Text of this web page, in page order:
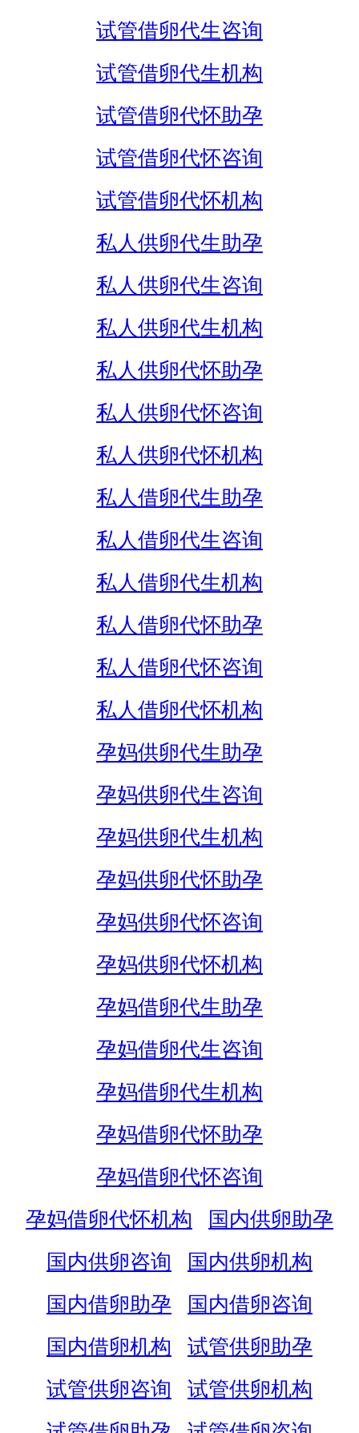
试管借卵代生咨询
试管借卵代生机构
试管借卵代怀助孕
试管借卵代怀咨询
试管借卵代怀机构
私人供卵代生助孕
私人供卵代生咨询
私人供卵代生机构
私人供卵代怀助孕
私人供卵代怀咨询
私人供卵代怀机构
私人借卵代生助孕
私人借卵代生咨询
私人借卵代生机构
私人借卵代怀助孕
私人借卵代怀咨询
私人借卵代怀机构
孕妈供卵代生助孕
孕妈供卵代生咨询
孕妈供卵代生机构
孕妈供卵代怀助孕
孕妈供卵代怀咨询
孕妈供卵代怀机构
孕妈借卵代生助孕
孕妈借卵代生咨询
孕妈借卵代生机构
孕妈借卵代怀助孕
孕妈借卵代怀咨询
孕妈借卵代怀机构
国内供卵助孕
国内供卵咨询
国内供卵机构
国内借卵助孕
国内借卵咨询
国内借卵机构
试管供卵助孕
试管供卵咨询
试管供卵机构